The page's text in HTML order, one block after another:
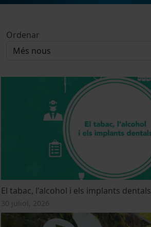
Ordenar
El tabac, l'alcohol i els implants dentals
30 juliol, 2026